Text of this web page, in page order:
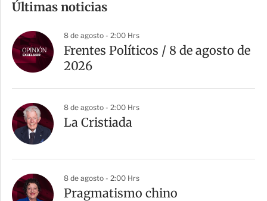
p
a
r
t
Últimas noticias
8 de agosto - 2:00 Hrs
Frentes Políticos / 8 de agosto de
2026
8 de agosto - 2:00 Hrs
La Cristiada
8 de agosto - 2:00 Hrs
Pragmatismo chino